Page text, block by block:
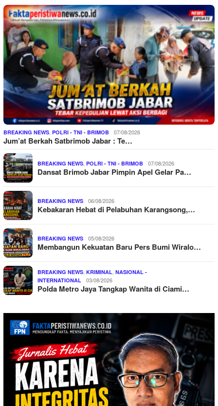
BREAKING NEWS, POLRI - TNI - BRIMOB 07/08/2026
Jum’at Berkah Satbrimob Jabar : Te…
BREAKING NEWS, POLRI - TNI - BRIMOB 07/08/2026
Dansat Brimob Jabar Pimpin Apel Gelar Pa…
BREAKING NEWS 06/08/2026
Kebakaran Hebat di Pelabuhan Karangsong,…
BREAKING NEWS 05/08/2026
Membangun Kekuatan Baru Pers Bumi Wiralo…
BREAKING NEWS, KRIMINAL, NASIONAL -
INTERNATIONAL
03/08/2026
Polda Metro Jaya Tangkap Wanita di Ciami…